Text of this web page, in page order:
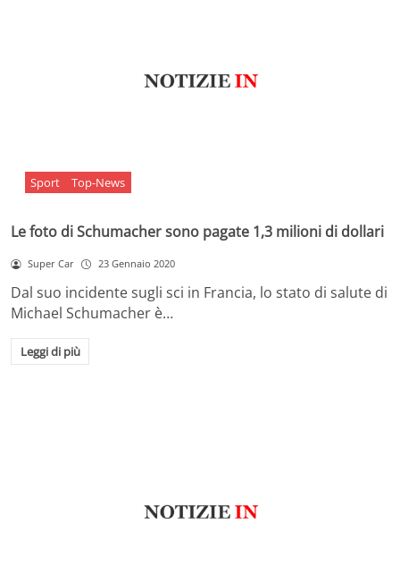
Sport Top-News
Le foto di Schumacher sono pagate 1,3 milioni di dollari
Super Car 23 Gennaio 2020
Dal suo incidente sugli sci in Francia, lo stato di salute di
Michael Schumacher è…
Leggi di più